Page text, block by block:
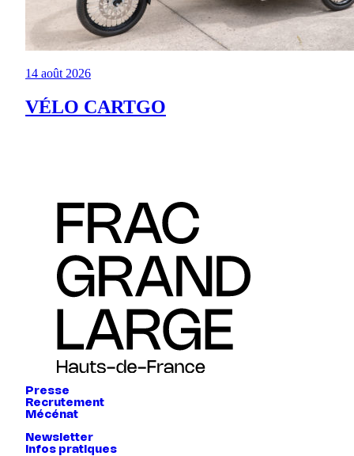
14 août 2026
VÉLO CARTGO
Presse
Recrutement
Mécénat
Newsletter
Infos pratiques